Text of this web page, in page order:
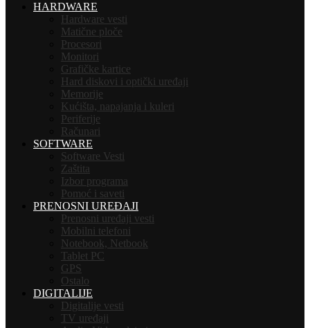
HARDWARE
Hardware vesti
Matične ploče
Procesori
Monitori
Grafičke kartice
Hard diskovi i optički uređaji
Memorije
Kućišta, napajanja i kuleri
Periferije
Računari
SOFTWARE
Software Vesti
Zaštita
Izbor programa
Pomoć i saveti
PRENOSNI UREĐAJI
Prenosni uređaji vesti
Mobilni telefoni
Notebook, Netbook
Tablet PC
GPS
Ostalo
DIGITALIJE
Digitalije vesti
TV uređaji